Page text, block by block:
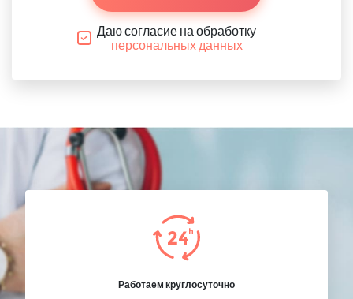
Даю согласие на обработку
персональных данных
Работаем круглосуточно